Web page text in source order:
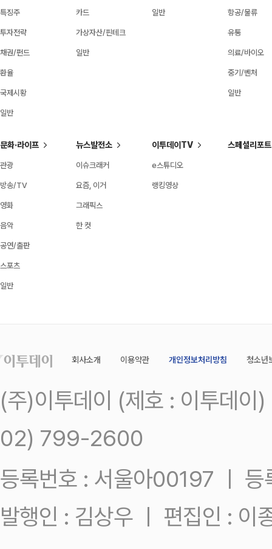
특징주
투자전략
채권/펀드
환율
국제시황
일반
카드
가상자산/핀테크
일반
일반 항공/물류
유통
의료/바이오
중기/벤처
일반
문화·라이프
관광
방송/TV
영화
음악
공연/출판
스포츠
일반
뉴스발전소
이슈크래커
요즘, 이거
그래픽스
한 컷
이투데이TV
e스튜디오
랭킹영상
스페셜리포트
회사소개 이용약관 개인정보처리방침 청소년
(주)이투데이 (제호 : 이투데
02) 799-2600
등록번호 : 서울아00197 ㅣ
발행인 : 김상우 ㅣ 편집인 : 이